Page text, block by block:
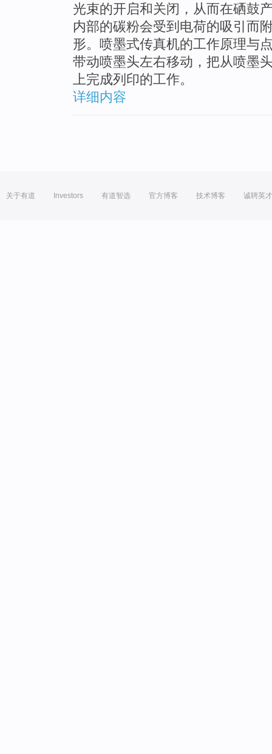
光束的开启和关闭，从而在硒鼓
内部的碳粉会受到电荷的吸引而
形。喷墨式传真机的工作原理与
带动喷墨头左右移动，把从喷墨
上完成列印的工作。
详细内容
关于有道 Investors 有道智选 官方博客 技术博客 诚聘英才